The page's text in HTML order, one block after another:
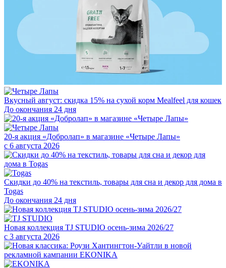
Вкусный август: скидка 15% на сухой корм Mealfeel для кошек
До окончания 24 дня
20-я акция «Добролап» в магазине «Четыре Лапы»
с 6 августа 2026
Скидки до 40% на текстиль, товары для сна и декор для дома в
Togas
До окончания 24 дня
Новая коллекция TJ STUDIO осень-зима 2026/27
с 3 августа 2026